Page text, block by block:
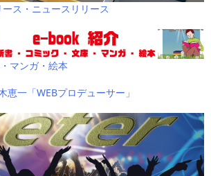
ス・ニュースリリース
マンガ・絵本
恵一「WEBプロデューサー」